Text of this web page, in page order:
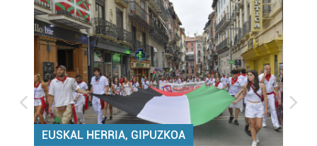
EUSKAL HERRIA, GIPUZKOA